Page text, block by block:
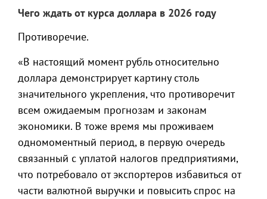
Чего ждать от курса доллара в 2026 году
Противоречие.
«В настоящий момент рубль относительно
доллара демонстрирует картину столь
значительного укрепления, что противоречит
всем ожидаемым прогнозам и законам
экономики. В тоже время мы проживаем
одномоментный период, в первую очередь
связанный с уплатой налогов предприятиями,
что потребовало от экспортеров избавиться от
части валютной выручки и повысить спрос на